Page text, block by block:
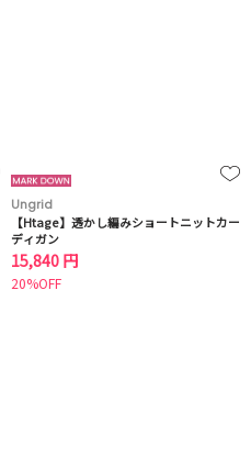
Ungrid
【Htage】透かし編みショートニットカー
ディガン
15,840 円
20%OFF